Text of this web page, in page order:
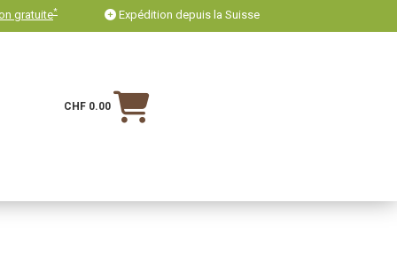
gratuite* Expédition depuis la Suisse
CHF 0.00